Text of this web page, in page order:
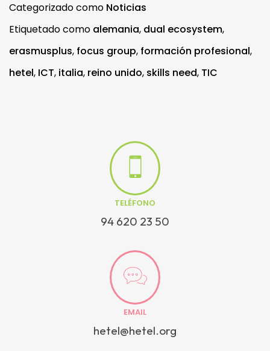
Categorizado como Noticias
Etiquetado como alemania, dual ecosystem,
erasmusplus, focus group, formación profesional,
hetel, ICT, italia, reino unido, skills need, TIC
TELÉFONO
94 620 23 50
EMAIL
hetel@hetel.org